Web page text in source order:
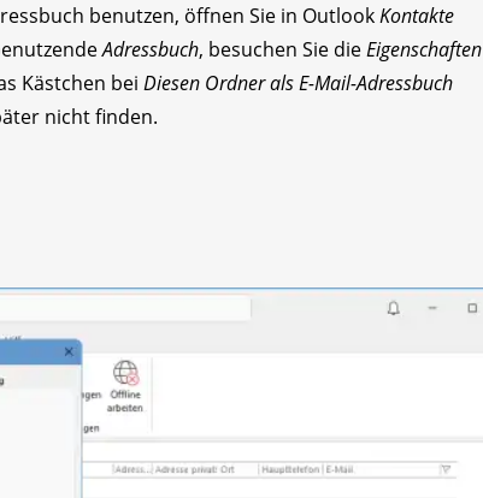
benutzen, öffnen Sie in OutlookKontakte
Adressbuch, besuchen Sie dieEigenschaften
Kästchen bei Diesen Ordner als E-Mail-Adressbuch
nicht finden.